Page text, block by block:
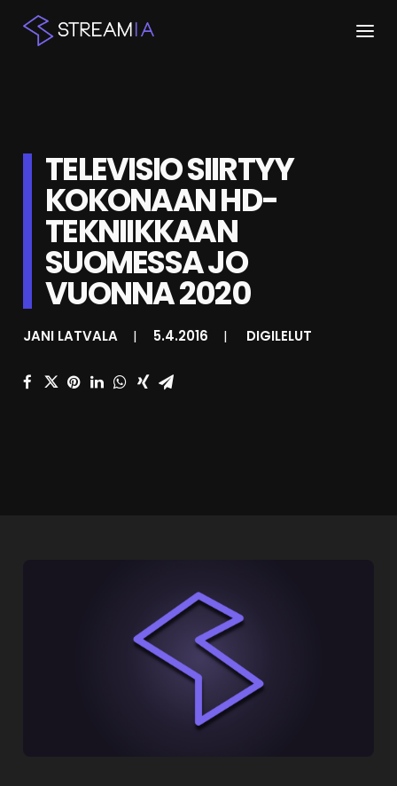
STREAMIT
KESKUSTELU
SHOP
TELEVISIO SIIRTYY
KOKONAAN HD-
TEKNIIKKAAN
SUOMESSA JO
VUONNA 2020
JANI LATVALA | 5.4.2016 | DIGILELUT